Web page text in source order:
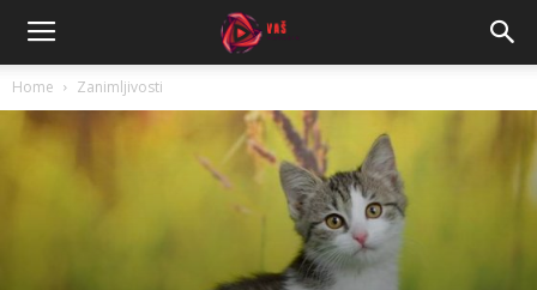
Home Zanimljivosti